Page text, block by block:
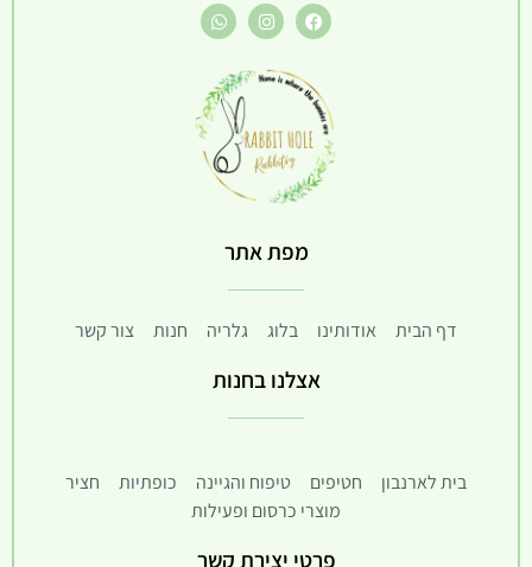
מפת אתר
דף הבית אודותינו בלוג גלריה חנות צור קשר
אצלנו בחנות
בית לארנבון חטיפים טיפוח והגיינה כופתיות
חציר
מוצרי כרסום ופעילות
פרטי יצירת קשר